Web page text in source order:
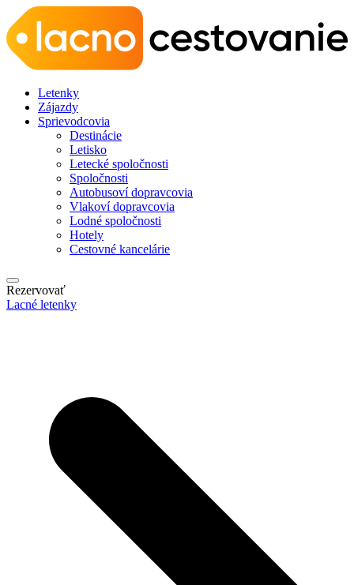
Letenky
Zájazdy
Sprievodcovia
Destinácie
Letisko
Letecké spoločnosti
Spoločnosti
Autobusoví dopravcovia
Vlakoví dopravcovia
Lodné spoločnosti
Hotely
Cestovné kancelárie
Rezervovať
Lacné letenky